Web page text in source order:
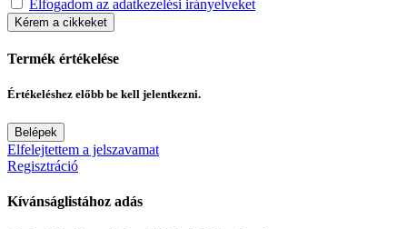
Elfogadom az adatkezelési irányelveket
Kérem a cikkeket
Termék értékelése
Értékeléshez előbb be kell jelentkezni.
Belépek
Elfelejtettem a jelszavamat
Regisztráció
Kívánságlistához adás